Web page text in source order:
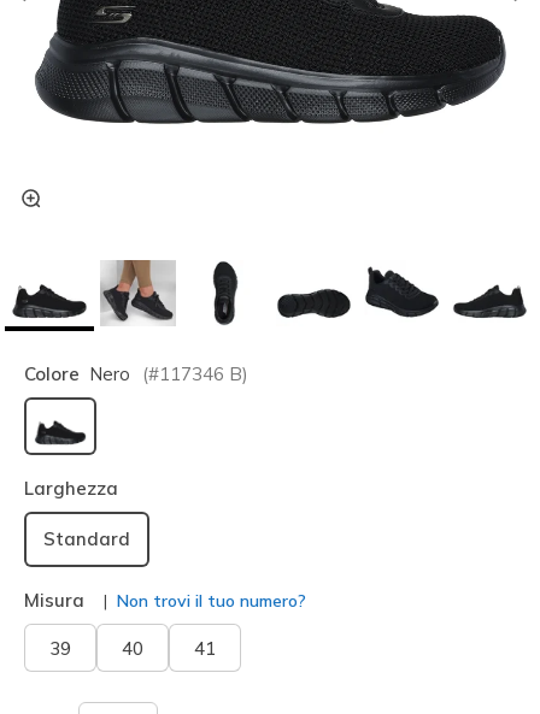
Colore Nero (#117346 B)
selezionato
Larghezza
Standard
Misura Non trovi il tuo numero?
39 40 41